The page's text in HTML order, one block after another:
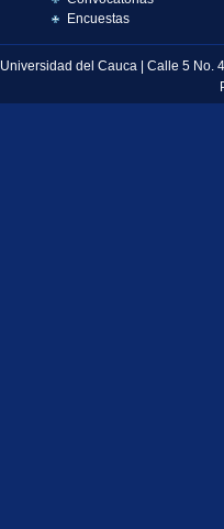
Encuestas
Universidad del Cauca | Calle 5 No.